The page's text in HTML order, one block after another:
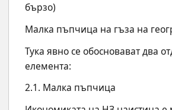
бързо)
Малка пъпчица на гъза на
Тука явно се обосновават два
елемента:
2.1. Малка пъпчица